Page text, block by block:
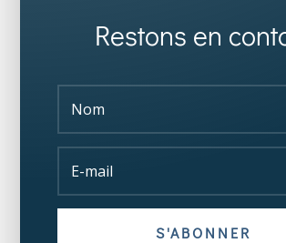
Restons en
S'ABONNER